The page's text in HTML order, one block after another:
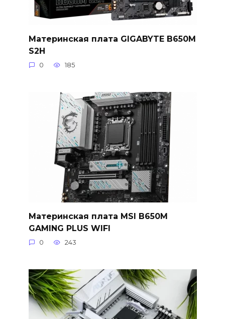
Материнская плата GIGABYTE B650M
S2H
0 185
Материнская плата MSI B650M
GAMING PLUS WIFI
0 243